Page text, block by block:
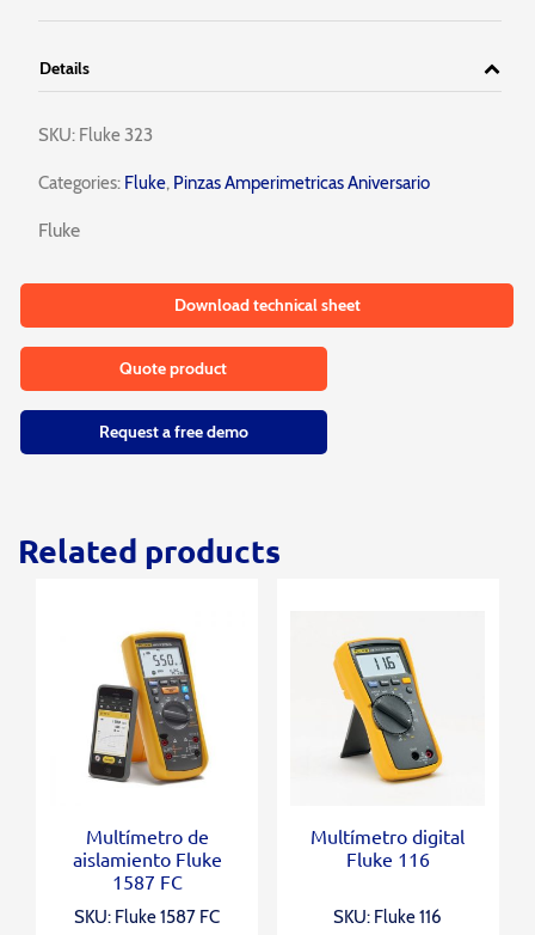
Details
SKU: Fluke 323
Categories:Fluke, Pinzas Amperimetricas Aniversario
Fluke
Download technical sheet
Quote product
Request a free demo
Related products
Multímetro de
aislamiento Fluke
1587 FC
SKU: Fluke 1587 FC
Multímetro digital
Fluke 116
SKU: Fluke 116